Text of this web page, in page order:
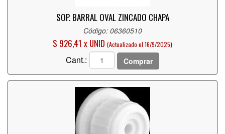
SOP. BARRAL OVAL ZINCADO CHAPA
Código: 06360510
$ 926,41 x UNID (Actualizado el 16/9/2025)
Cant.: Comprar